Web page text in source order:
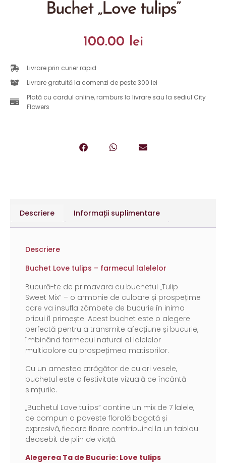
Buchet „Love tulips”
100.00 lei
Livrare prin curier rapid
Livrare gratuită la comenzi de peste 300 lei
Plată cu cardul online, ramburs la livrare sau la sediul City
Flowers
Descriere Informații suplimentare
Descriere
Buchet Love tulips – farmecul lalelelor
Bucură-te de primavara cu buchetul „Tulip
Sweet Mix” – o armonie de culoare și prospețime
care va insufla zâmbete de bucurie în inima
oricui îl primește. Acest buchet este o alegere
perfectă pentru a transmite afecțiune și bucurie,
îmbinând farmecul natural al lalelelor
multicolore cu prospețimea matisorilor.
Cu un amestec atrăgător de culori vesele,
buchetul este o festivitate vizuală ce încântă
simțurile.
„Buchetul Love tulips” contine un mix de 7 lalele,
ce compun o poveste florală bogată și
expresivă, fiecare floare contribuind la un tablou
deosebit de plin de viață.
Alegerea Ta de Bucurie: Love tulips